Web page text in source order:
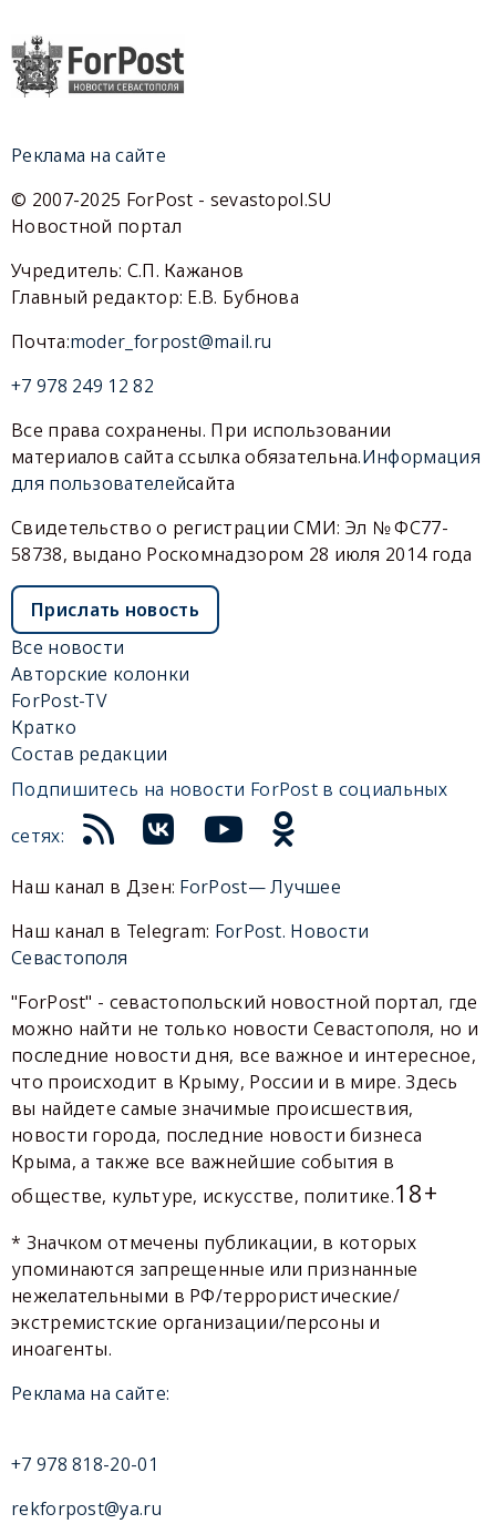
Реклама на сайте
© 2007-2025 ForPost - sevastopol.SU
Новостной портал
Учредитель: С.П. Кажанов
Главный редактор: Е.В. Бубнова
Почта:moder_forpost@mail.ru
+7 978 249 12 82
Все права сохранены. При использовании
материалов сайта ссылка обязательна.Информация
для пользователейсайта
Свидетельство о регистрации СМИ: Эл № ФС77-
58738, выдано Роскомнадзором 28 июля 2014 года
Прислать новость
Все новости
Авторские колонки
ForPost-TV
Кратко
Состав редакции
Подпишитесь на новости ForPost в социальных
сетях:
Наш канал в Дзен: ForPost— Лучшее
Наш канал в Telegram: ForPost. Новости
Севастополя
"ForPost" - севастопольский новостной портал, где
можно найти не только новости Севастополя, но и
последние новости дня, все важное и интересное,
что происходит в Крыму, России и в мире. Здесь
вы найдете самые значимые происшествия,
новости города, последние новости бизнеса
Крыма, а также все важнейшие события в
обществе, культуре, искусстве, политике.18+
* Значком отмечены публикации, в которых
упоминаются запрещенные или признанные
нежелательными в РФ/террористические/
экстремистские организации/персоны и
иноагенты.
Реклама на сайте:
+7 978 818-20-01
rekforpost@ya.ru